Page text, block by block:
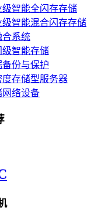
级智能全闪存存储
级智能混合闪存存储
合系统
级智能存储
备份与保护
度存储型服务器
网络设备